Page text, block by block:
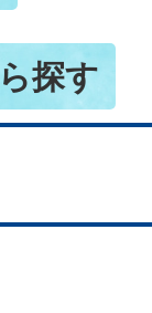
探す